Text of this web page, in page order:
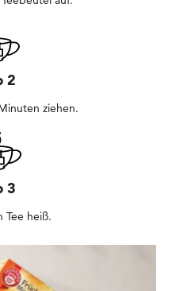
2
ziehen.
3
Tee heiß.